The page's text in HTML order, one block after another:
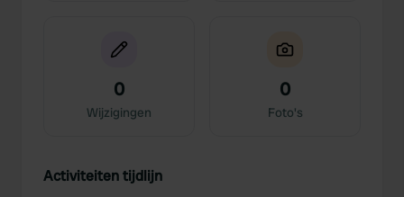
0
Wijzigingen
0
Foto's
Activiteiten tijdlijn